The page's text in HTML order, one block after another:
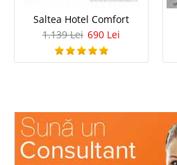
Saltea Hotel Comfort
1.139 Lei 690 Lei